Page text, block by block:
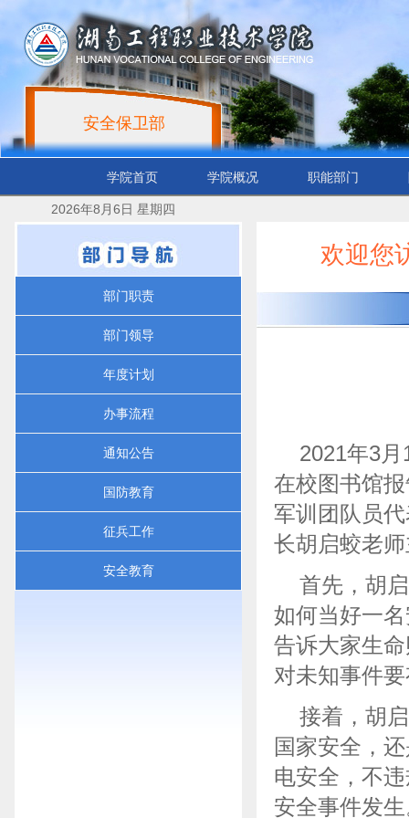
安全保卫部
学院首页 学院概况 职能部门
2026年8月6日 星期四
部门职责
部门领导
年度计划
办事流程
通知公告
国防教育
征兵工作
安全教育
欢迎您
2021年3
在校图书馆
军训团队员
长胡启蛟老
首先，胡
如何当好一
告诉大家生
对未知事件
接着，胡
国家安全，
电安全，不
安全事件发